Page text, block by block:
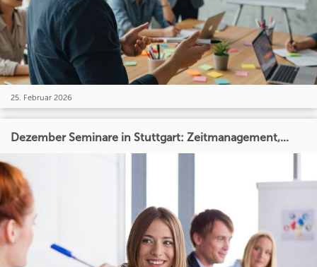
25. Februar 2026
Dezember Seminare in Stuttgart: Zeitmanagement,...